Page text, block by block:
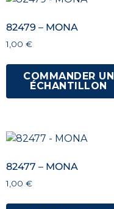
82479 – MONA
1,00 €
COMMANDER UN
ÉCHANTILLON
82477 – MONA
1,00 €